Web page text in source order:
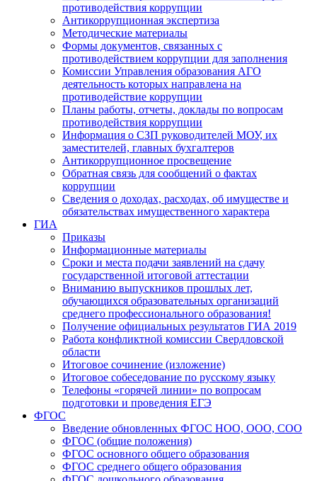
противодействия коррупции
Антикоррупционная экспертиза
Методические материалы
Формы документов, связанных с
противодействием коррупции для заполнения
Комиссии Управления образования АГО
деятельность которых направлена на
противодействие коррупции
Планы работы, отчеты, доклады по вопросам
противодействия коррупции
Информация о СЗП руководителей МОУ, их
заместителей, главных бухгалтеров
Антикоррупционное просвещение
Обратная связь для сообщений о фактах
коррупции
Сведения о доходах, расходах, об имуществе и
обязательствах имущественного характера
ГИА
Приказы
Информационные материалы
Сроки и места подачи заявлений на сдачу
государственной итоговой аттестации
Вниманию выпускников прошлых лет,
обучающихся образовательных организаций
среднего профессионального образования!
Получение официальных результатов ГИА 2019
Работа конфликтной комиссии Свердловской
области
Итоговое сочинение (изложение)
Итоговое собеседование по русскому языку
Телефоны «горячей линии» по вопросам
подготовки и проведения ЕГЭ
ФГОС
Введение обновленных ФГОС НОО, ООО, СОО
ФГОС (общие положения)
ФГОС основного общего образования
ФГОС среднего общего образования